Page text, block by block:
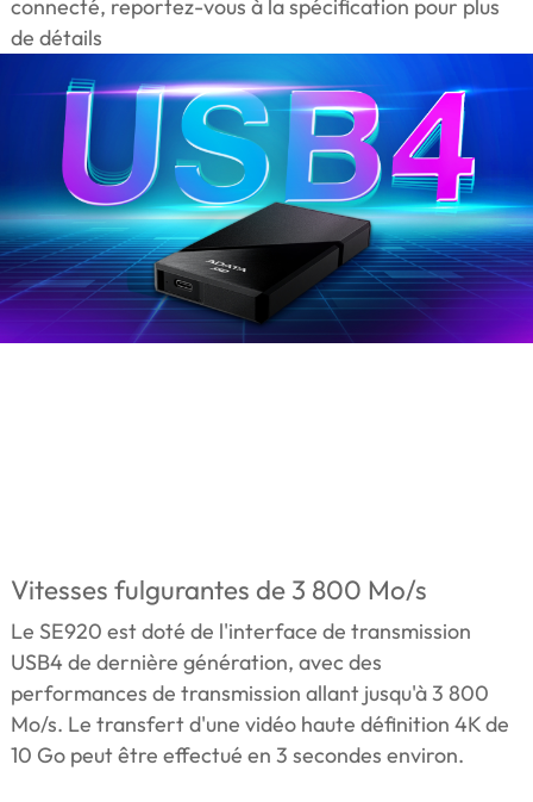
connecté, reportez-vous à la spécification pour plus
de détails
Vitesses fulgurantes de 3 800 Mo/s
Le SE920 est doté de l'interface de transmission
USB4 de dernière génération, avec des
performances de transmission allant jusqu'à 3 800
Mo/s. Le transfert d'une vidéo haute définition 4K de
10 Go peut être effectué en 3 secondes environ.